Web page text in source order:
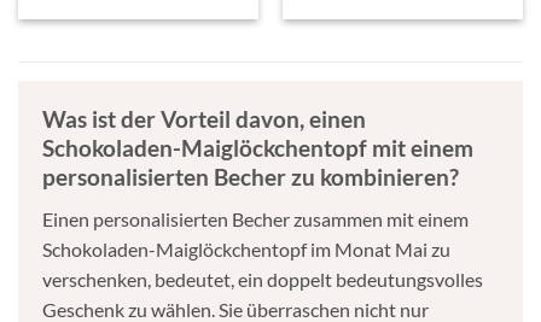
Was ist der Vorteil davon, einen
Schokoladen-Maiglöckchentopf mit einem
personalisierten Becher zu kombinieren?
Einen personalisierten Becher zusammen mit einem
Schokoladen-Maiglöckchentopf im Monat Mai zu
verschenken, bedeutet, ein doppelt bedeutungsvolles
Geschenk zu wählen. Sie überraschen nicht nur